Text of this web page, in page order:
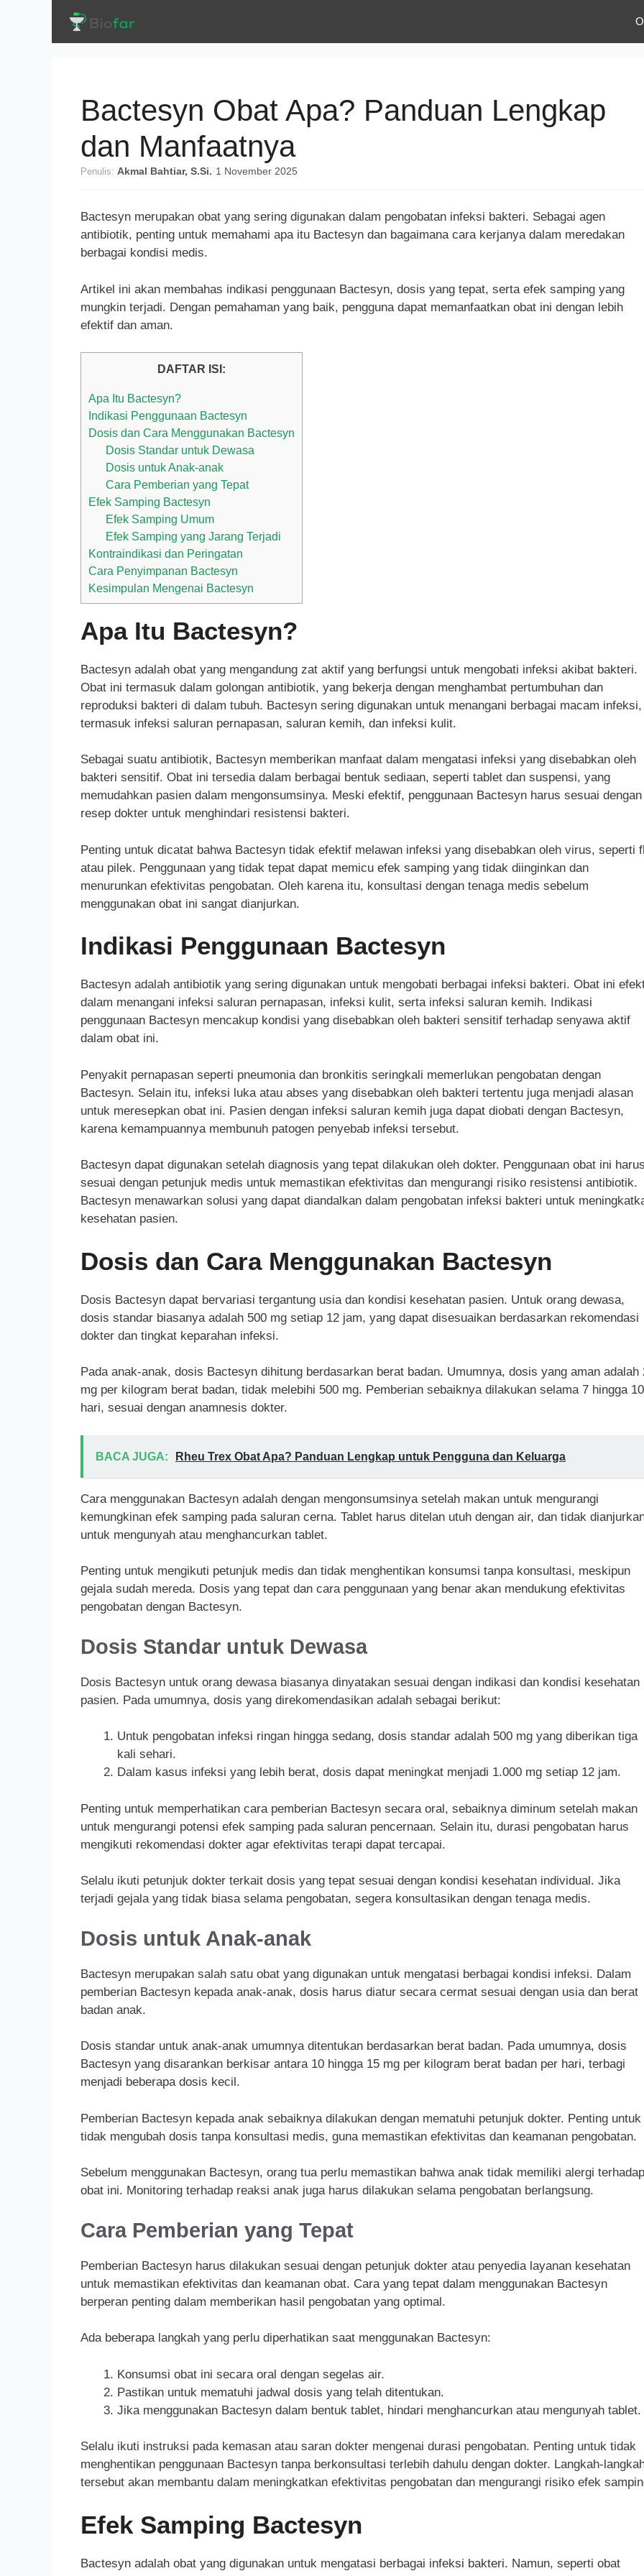
Bactesyn Obat Apa? Panduan Lengkap
dan Manfaatnya
Penulis: Akmal Bahtiar, S.Si. · 1 November 2025
Bactesyn merupakan obat yang sering digunakan dalam pengobatan infeksi bakteri. Sebagai agen
antibiotik, penting untuk memahami apa itu Bactesyn dan bagaimana cara kerjanya dalam meredakan
berbagai kondisi medis.
Artikel ini akan membahas indikasi penggunaan Bactesyn, dosis yang tepat, serta efek samping yang
mungkin terjadi. Dengan pemahaman yang baik, pengguna dapat memanfaatkan obat ini dengan lebih
efektif dan aman.
DAFTAR ISI:
Apa Itu Bactesyn?
Indikasi Penggunaan Bactesyn
Dosis dan Cara Menggunakan Bactesyn
Dosis Standar untuk Dewasa
Dosis untuk Anak-anak
Cara Pemberian yang Tepat
Efek Samping Bactesyn
Efek Samping Umum
Efek Samping yang Jarang Terjadi
Kontraindikasi dan Peringatan
Cara Penyimpanan Bactesyn
Kesimpulan Mengenai Bactesyn
Apa Itu Bactesyn?
Bactesyn adalah obat yang mengandung zat aktif yang berfungsi untuk mengobati infeksi akibat bakteri.
Obat ini termasuk dalam golongan antibiotik, yang bekerja dengan menghambat pertumbuhan dan
reproduksi bakteri di dalam tubuh. Bactesyn sering digunakan untuk menangani berbagai macam infeksi,
termasuk infeksi saluran pernapasan, saluran kemih, dan infeksi kulit.
Sebagai suatu antibiotik, Bactesyn memberikan manfaat dalam mengatasi infeksi yang disebabkan oleh
bakteri sensitif. Obat ini tersedia dalam berbagai bentuk sediaan, seperti tablet dan suspensi, yang
memudahkan pasien dalam mengonsumsinya. Meski efektif, penggunaan Bactesyn harus sesuai dengan
resep dokter untuk menghindari resistensi bakteri.
Penting untuk dicatat bahwa Bactesyn tidak efektif melawan infeksi yang disebabkan oleh virus, seperti
atau pilek. Penggunaan yang tidak tepat dapat memicu efek samping yang tidak diinginkan dan
menurunkan efektivitas pengobatan. Oleh karena itu, konsultasi dengan tenaga medis sebelum
menggunakan obat ini sangat dianjurkan.
Indikasi Penggunaan Bactesyn
Bactesyn adalah antibiotik yang sering digunakan untuk mengobati berbagai infeksi bakteri. Obat ini
dalam menangani infeksi saluran pernapasan, infeksi kulit, serta infeksi saluran kemih. Indikasi
penggunaan Bactesyn mencakup kondisi yang disebabkan oleh bakteri sensitif terhadap senyawa aktif
dalam obat ini.
Penyakit pernapasan seperti pneumonia dan bronkitis seringkali memerlukan pengobatan dengan
Bactesyn. Selain itu, infeksi luka atau abses yang disebabkan oleh bakteri tertentu juga menjadi alasan
untuk meresepkan obat ini. Pasien dengan infeksi saluran kemih juga dapat diobati dengan Bactesyn,
karena kemampuannya membunuh patogen penyebab infeksi tersebut.
Bactesyn dapat digunakan setelah diagnosis yang tepat dilakukan oleh dokter. Penggunaan obat ini
sesuai dengan petunjuk medis untuk memastikan efektivitas dan mengurangi risiko resistensi antibiotik.
Bactesyn menawarkan solusi yang dapat diandalkan dalam pengobatan infeksi bakteri untuk
kesehatan pasien.
Dosis dan Cara Menggunakan Bactesyn
Dosis Bactesyn dapat bervariasi tergantung usia dan kondisi kesehatan pasien. Untuk orang dewasa,
dosis standar biasanya adalah 500 mg setiap 12 jam, yang dapat disesuaikan berdasarkan rekomendasi
dokter dan tingkat keparahan infeksi.
Pada anak-anak, dosis Bactesyn dihitung berdasarkan berat badan. Umumnya, dosis yang aman adalah
mg per kilogram berat badan, tidak melebihi 500 mg. Pemberian sebaiknya dilakukan selama 7 hingga 10
hari, sesuai dengan anamnesis dokter.
BACA JUGA: Rheu Trex Obat Apa? Panduan Lengkap untuk Pengguna dan Keluarga
Cara menggunakan Bactesyn adalah dengan mengonsumsinya setelah makan untuk mengurangi
kemungkinan efek samping pada saluran cerna. Tablet harus ditelan utuh dengan air, dan tidak
untuk mengunyah atau menghancurkan tablet.
Penting untuk mengikuti petunjuk medis dan tidak menghentikan konsumsi tanpa konsultasi, meskipun
gejala sudah mereda. Dosis yang tepat dan cara penggunaan yang benar akan mendukung efektivitas
pengobatan dengan Bactesyn.
Dosis Standar untuk Dewasa
Dosis Bactesyn untuk orang dewasa biasanya dinyatakan sesuai dengan indikasi dan kondisi kesehatan
pasien. Pada umumnya, dosis yang direkomendasikan adalah sebagai berikut:
Untuk pengobatan infeksi ringan hingga sedang, dosis standar adalah 500 mg yang diberikan tiga
kali sehari.
Dalam kasus infeksi yang lebih berat, dosis dapat meningkat menjadi 1.000 mg setiap 12 jam.
Penting untuk memperhatikan cara pemberian Bactesyn secara oral, sebaiknya diminum setelah makan
untuk mengurangi potensi efek samping pada saluran pencernaan. Selain itu, durasi pengobatan harus
mengikuti rekomendasi dokter agar efektivitas terapi dapat tercapai.
Selalu ikuti petunjuk dokter terkait dosis yang tepat sesuai dengan kondisi kesehatan individual. Jika
terjadi gejala yang tidak biasa selama pengobatan, segera konsultasikan dengan tenaga medis.
Dosis untuk Anak-anak
Bactesyn merupakan salah satu obat yang digunakan untuk mengatasi berbagai kondisi infeksi. Dalam
pemberian Bactesyn kepada anak-anak, dosis harus diatur secara cermat sesuai dengan usia dan berat
badan anak.
Dosis standar untuk anak-anak umumnya ditentukan berdasarkan berat badan. Pada umumnya, dosis
Bactesyn yang disarankan berkisar antara 10 hingga 15 mg per kilogram berat badan per hari, terbagi
menjadi beberapa dosis kecil.
Pemberian Bactesyn kepada anak sebaiknya dilakukan dengan mematuhi petunjuk dokter. Penting untuk
tidak mengubah dosis tanpa konsultasi medis, guna memastikan efektivitas dan keamanan pengobatan.
Sebelum menggunakan Bactesyn, orang tua perlu memastikan bahwa anak tidak memiliki alergi terhadap
obat ini. Monitoring terhadap reaksi anak juga harus dilakukan selama pengobatan berlangsung.
Cara Pemberian yang Tepat
Pemberian Bactesyn harus dilakukan sesuai dengan petunjuk dokter atau penyedia layanan kesehatan
untuk memastikan efektivitas dan keamanan obat. Cara yang tepat dalam menggunakan Bactesyn
berperan penting dalam memberikan hasil pengobatan yang optimal.
Ada beberapa langkah yang perlu diperhatikan saat menggunakan Bactesyn:
Konsumsi obat ini secara oral dengan segelas air.
Pastikan untuk mematuhi jadwal dosis yang telah ditentukan.
Jika menggunakan Bactesyn dalam bentuk tablet, hindari menghancurkan atau mengunyah tablet.
Selalu ikuti instruksi pada kemasan atau saran dokter mengenai durasi pengobatan. Penting untuk tidak
menghentikan penggunaan Bactesyn tanpa berkonsultasi terlebih dahulu dengan dokter. Langkah-
tersebut akan membantu dalam meningkatkan efektivitas pengobatan dan mengurangi risiko efek
Efek Samping Bactesyn
Bactesyn adalah obat yang digunakan untuk mengatasi berbagai infeksi bakteri. Namun, seperti obat